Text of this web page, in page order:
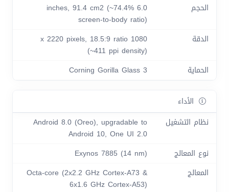
الحجم
6.0 inches, 91.4 cm2 (~74.4%
screen-to-body ratio)
الدقة
1080 x 2220 pixels, 18.5:9 ratio
(~411 ppi density)
الحماية
Corning Gorilla Glass 3
الأداء
نظام التشغيل
Android 8.0 (Oreo), upgradable to
Android 10, One UI 2.0
نوع المعالج
Exynos 7885 (14 nm)
المعالج
Octa-core (2x2.2 GHz Cortex-A73 &
6x1.6 GHz Cortex-A53)